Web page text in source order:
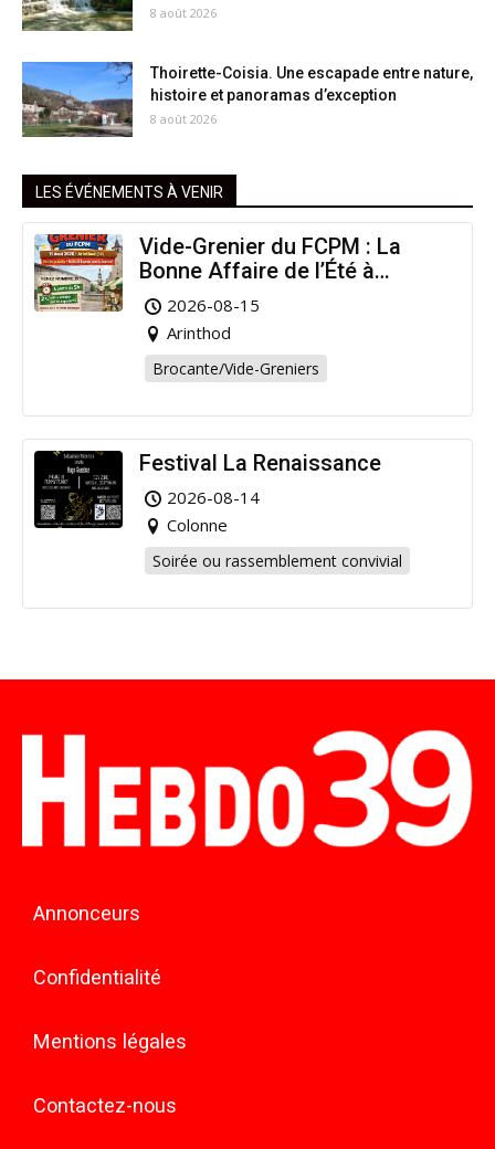
8 août 2026
Thoirette-Coisia. Une escapade entre nature,
histoire et panoramas d’exception
8 août 2026
LES ÉVÉNEMENTS À VENIR
Vide-Grenier du FCPM : La
Bonne Affaire de l’Été à
Arinthod !
2026-08-15
Arinthod
Brocante/Vide-Greniers
Festival La Renaissance
2026-08-14
Colonne
Soirée ou rassemblement convivial